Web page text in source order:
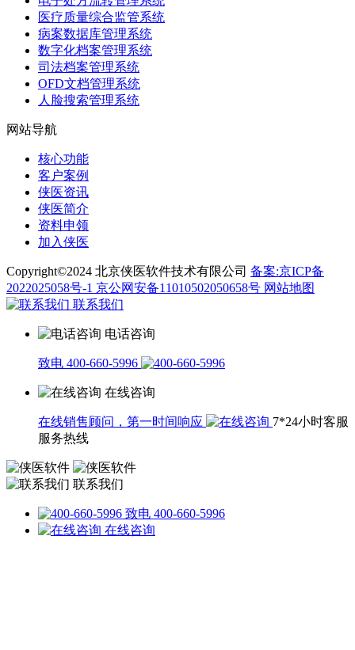
医疗质量综合监管系统
病案数据库管理系统
数字化档案管理系统
司法档案管理系统
OFD文档管理系统
人脸搜索管理系统
网站导航
核心功能
客户案例
侠医资讯
侠医简介
资料申领
加入侠医
Copyright©2024 北京侠医软件技术有限公司 备案:京ICP备
2022025058号-1 京公网安备11010502050658号 网站地图
联系我们
电话咨询
致电 400-660-5996
在线咨询
在线销售顾问，第一时间响应
7*24小时客服
服务热线
联系我们
致电 400-660-5996
在线咨询